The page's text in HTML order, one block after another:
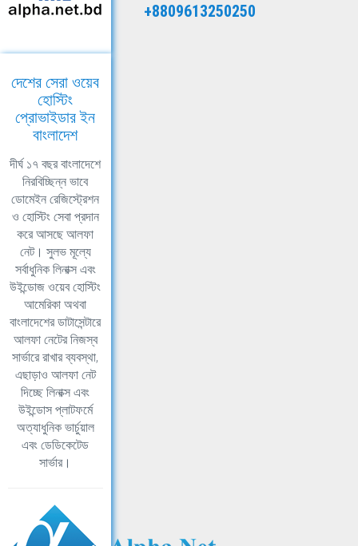
+8809613250250
দেশের সেরা ওয়েব
হোস্টিং
প্রোভাইডার ইন
বাংলাদেশ
দীর্ঘ ১৭ বছর বাংলাদেশে
নিরবিচ্ছিন্ন ভাবে
ডোমেইন রেজিস্ট্রেশন
ও হোস্টিং সেবা প্রদান
করে আসছে আলফা
নেট। সুলভ মূল্যে
সর্বাধুনিক লিনাক্স এবং
উইন্ডোজ ওয়েব হোস্টিং
আমেরিকা অথবা
বাংলাদেশের ডাটাসেন্টারে
আলফা নেটের নিজস্ব
সার্ভারে রাখার ব্যবস্থা,
এছাড়াও আলফা নেট
দিচ্ছে লিনাক্স এবং
উইন্ডোস প্লাটফর্মে
অত্যাধুনিক ভার্চুয়াল
এবং ডেডিকেটেড
সার্ভার।